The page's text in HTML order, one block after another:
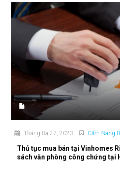
Tháng Ba 27, 2023 Cẩm Nang
Thủ tục mua bán tại Vinhomes
sách văn phòng công chứng tại